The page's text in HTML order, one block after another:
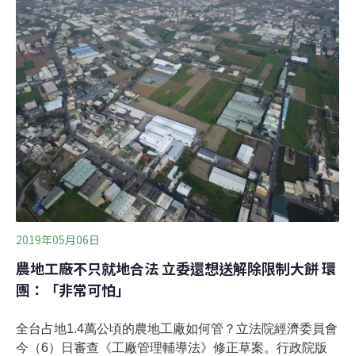
們！」環團要民進黨盡快與林岱樺切割，並訴求納入公民
訴訟條款，讓地方政府不拆除違法工廠的問題有法可管。
農地工廠修法 恐超越建築、土地、農地管制擔心農地上的
違章工廠影響農業生產、或有建築消防漏洞，法規要求農
地工廠合法化前須設隔離綠帶、並且有建蔽率及容積率的
限制。對此，昨日修法時，林岱樺提出數條附帶決議，要
求放寬規定，並且讓工廠取得特定工廠登記後不再受「優
良農地」限制。
2019年05月06日
農地工廠不只就地合法 立委還想送解除限制大餅 環
團：「非常可怕」
全台占地1.4萬公頃的農地工廠如何管？立法院經濟委員會
今（6）日審查《工廠管理輔導法》修正草案。行政院版